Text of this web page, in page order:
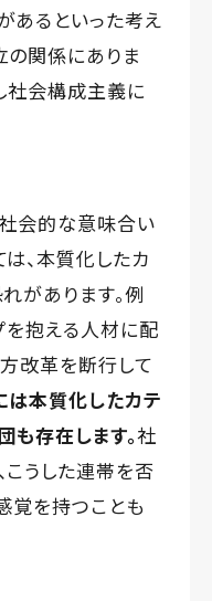
あるといった考え
の関係にありま
社会構成主義に
会的な意味合い
、本質化したカ
があります。例
を抱える人材に配
改革を断行して
は本質化したカテ
も存在します。社
うした連帯を否
覚を持つことも